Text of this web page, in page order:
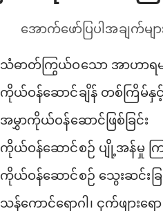
အောက်ဖော်ပြပါအချက်မ
သံဓာတ်ကြွယ်ဝသော အာဟာရမ
ကိုယ်ဝန်ဆောင်ချိန် တစ်ကြိမ်နှ
အမွှာကိုယ်ဝန်ဆောင်ဖြစ်ခြင်း
ကိုယ်ဝန်ဆောင်စဉ် ပျို့အန်မှု ကြာ
ကိုယ်ဝန်ဆောင်စဉ် သွေးဆင်းခြင်
သန်ကောင်ရောဂါ၊ ငှက်ဖျားရောဂ